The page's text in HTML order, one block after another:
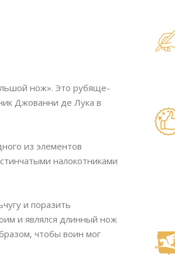
нож». Это рубяще-
Джованни де Лука в
из элементов
налокотниками
и поразить
и являлся длинный нож
чтобы воин мог